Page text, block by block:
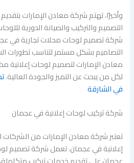
وأخيرًا، تهتم شركة معادن الإمارات
التصميم والتركيب والصيانة الدورية
شركة تصميم لوحات محلات تجارية في
التصاميم بشكل مستمر لتناسب تطورات
معادن الإمارات لتصميم لوحات إعلانية
لكل من يبحث عن التميز والجودة العالية.
في الشارقة
شركة تركيب لوحات إعلانية في عجمان
تعتبر شركة معادن الإمارات من الشركات
إعلانية في عجمان. تعمل شركة تصميم